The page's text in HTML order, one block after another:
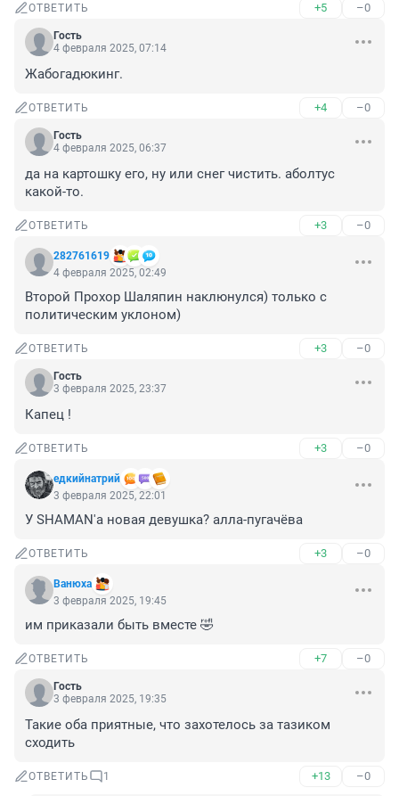
ОТВЕТИТЬ +5 –0
Гость
4 февраля 2025, 07:14
Жабогадюкинг.
ОТВЕТИТЬ +4 –0
Гость
4 февраля 2025, 06:37
да на картошку его, ну или снег чистить. аболтус
какой-то.
ОТВЕТИТЬ +3 –0
282761619
4 февраля 2025, 02:49
Второй Прохор Шаляпин наклюнулся) только с
политическим уклоном)
ОТВЕТИТЬ +3 –0
Гость
3 февраля 2025, 23:37
Капец !
ОТВЕТИТЬ +3 –0
едкийнатрий
3 февраля 2025, 22:01
У SHAMAN'a новая девушка? алла-пугачёва
ОТВЕТИТЬ +3 –0
Вaнюхa
3 февраля 2025, 19:45
им приказали быть вместе 🤣
ОТВЕТИТЬ +7 –0
Гость
3 февраля 2025, 19:35
Такие оба приятные, что захотелось за тазиком
сходить
ОТВЕТИТЬ 1 +13 –0